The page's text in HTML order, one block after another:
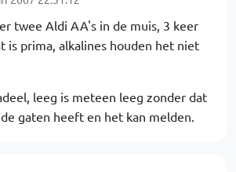
twee Aldi AA's in de muis, 3 keer
is prima, alkalines houden het niet
leeg is meteen leeg zonder dat
gaten heeft en het kan melden.